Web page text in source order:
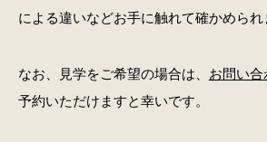
による違いなどお手に触れて確かめられ
なお、見学をご希望の場合は、 お問い合
予約いただけますと幸いです。